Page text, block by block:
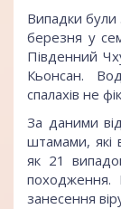
Випадки були
березня у
Південний
Кьонсан.
спалахів не
За даними
штамами, які
як 21
походження.
занесення